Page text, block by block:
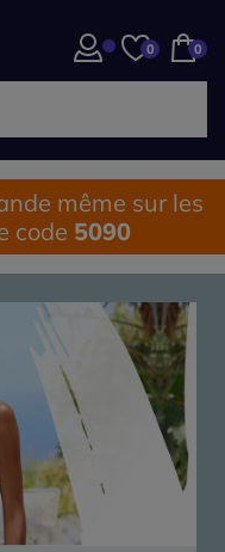
0 0
même sur les
code 5090